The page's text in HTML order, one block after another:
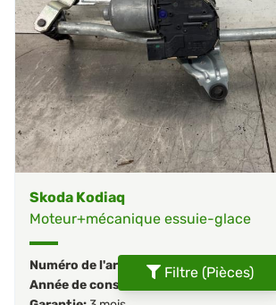
Filtre (Pièces)
Skoda Kodiaq
Moteur+mécanique essuie-glace
Numéro de l'article:566955119,566955023
Année de construction:
2020